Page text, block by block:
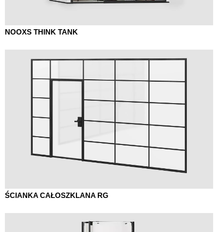
NOOXS THINK TANK
ŚCIANKA CAŁOSZKLANA RG